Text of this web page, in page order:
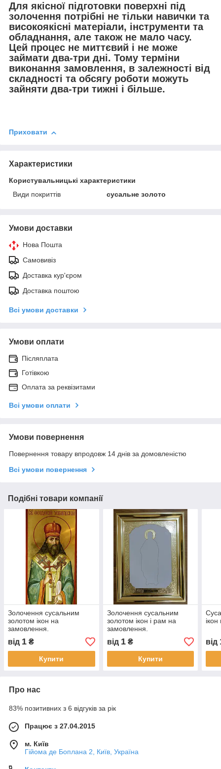
Для якісної підготовки поверхні під
золочення потрібні не тільки навички та
високоякісні матеріали, інструменти та
обладнання, але також не мало часу.
Цей процес не миттєвий і не може
займати два-три дні. Тому терміни
виконання замовлення, в залежності від
складності та обсягу роботи можуть
зайняти два-три тижні і більше.
Приховати
Характеристики
Користувальницькі характеристики
Види покриттів
сусальне золото
Умови доставки
Нова Пошта
Самовивіз
Доставка кур'єром
Доставка поштою
Всі умови доставки
Умови оплати
Післяплата
Готівкою
Оплата за реквізитами
Всі умови оплати
Умови повернення
Повернення товару впродовж 14 днів за домовленістю
Всі умови повернення
Подібні товари компанії
Золочення сусальним
золотом ікон на
замовлення.
від 1 ₴
Купити
Золочення сусальним
золотом ікон і рам на
замовлення.
від 1₴
Купити
від
Про нас
83% позитивних з 6 відгуків за рік
Працює з 27.04.2015
м. Київ
Гійома де Боплана 2, Київ, Україна